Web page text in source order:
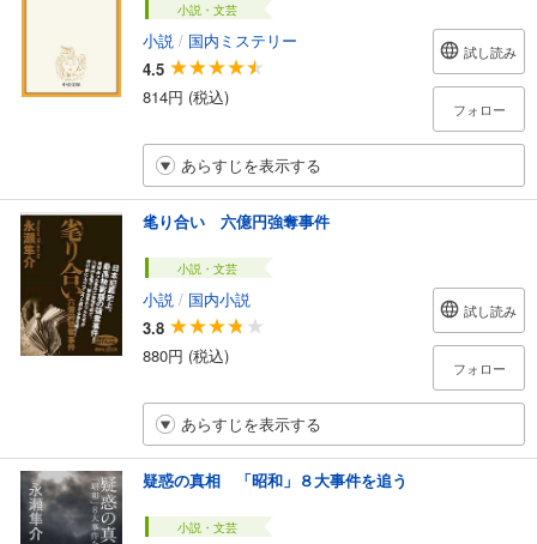
小説・文芸
小説 / 国内ミステリー
4.5
814円 (税込)
試し読み
フォロー
あらすじを表示する
毟り合い 六億円強奪事件
小説・文芸
小説 / 国内小説
3.8
880円 (税込)
試し読み
フォロー
あらすじを表示する
疑惑の真相 「昭和」８大事件を追う
小説・文芸